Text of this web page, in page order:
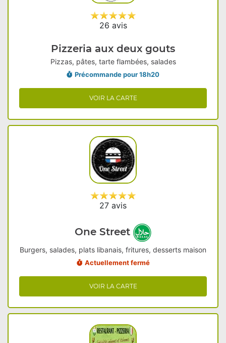
26 avis
Pizzeria aux deux gouts
Pizzas, pâtes, tarte flambées, salades
Précommande pour 18h20
VOIR LA CARTE
27 avis
One Street
Burgers, salades, plats libanais, fritures, desserts maison
Actuellement fermé
VOIR LA CARTE